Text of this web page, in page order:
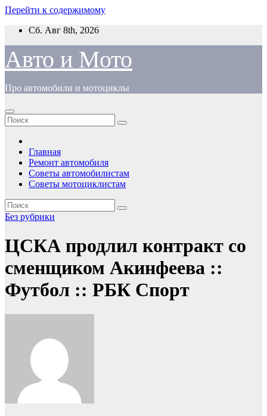
Перейти к содержимому
Сб. Авг 8th, 2026
Авто и Мото
Про автомобили и мотоциклы
Главная
Ремонт автомобиля
Советы автомобилистам
Советы мотоциклистам
Без рубрики
ЦСКА продлил контракт со
сменщиком Акинфеева ::
Футбол :: РБК Спорт